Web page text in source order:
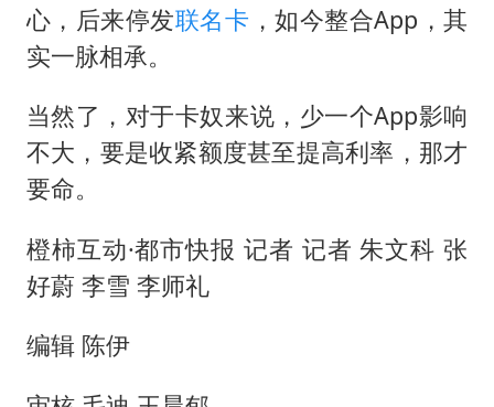
心，后来停发联名卡 ，如今整合App，其
实一脉相承。
当然了，对于卡奴来说，少一个App影响
不大，要是收紧额度甚至提高利率，那才
要命。
橙柿互动·都市快报 记者 记者 朱文科 张
好蔚 李雪 李师礼
编辑 陈伊